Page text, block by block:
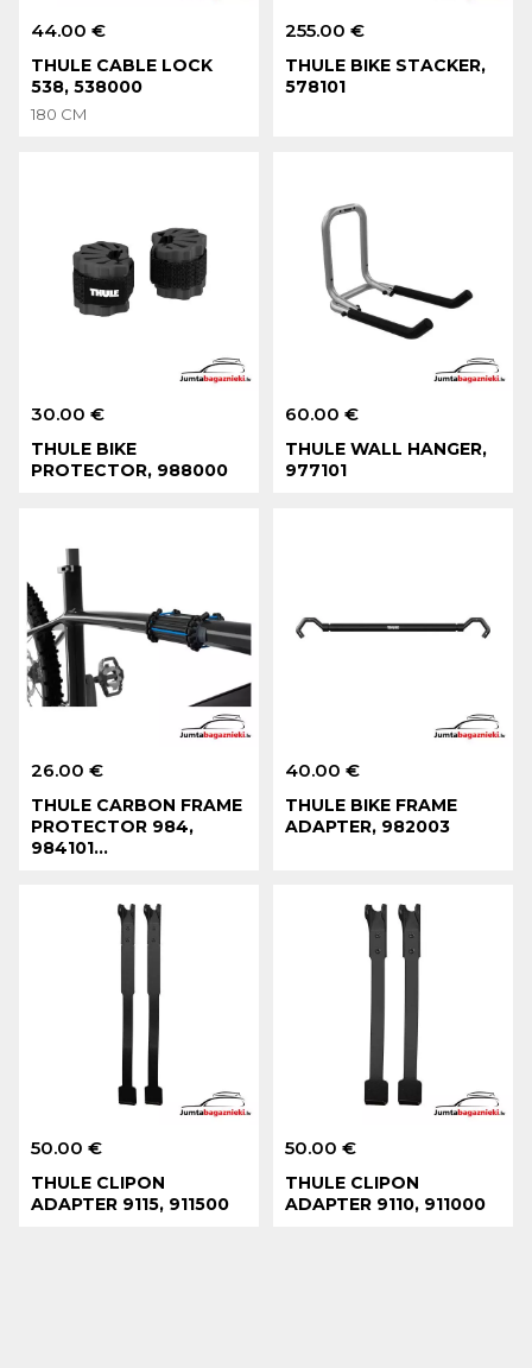
44.00 €
THULE CABLE LOCK
538, 538000
180 CM
255.00 €
THULE BIKE STACKER,
578101
30.00 €
THULE BIKE
PROTECTOR, 988000
60.00 €
THULE WALL HANGER,
977101
26.00 €
THULE CARBON FRAME
PROTECTOR 984,
984101...
40.00 €
THULE BIKE FRAME
ADAPTER, 982003
50.00 €
THULE CLIPON
ADAPTER 9115, 911500
50.00 €
THULE CLIPON
ADAPTER 9110, 911000